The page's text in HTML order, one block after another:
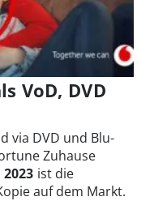
VoD, DVD
via DVD und Blu-
Zuhause
ist die
auf dem Markt.